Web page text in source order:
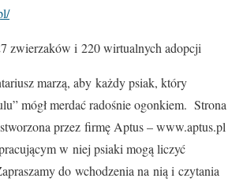
zwierzaków i 220 wirtualnych adopcji
marzą, aby każdy psiak, który
mógł merdać radośnie ogonkiem. Strona
stworzona przez firmę Aptus – www.aptus.pl
w niej psiaki mogą liczyć
do wchodzenia na nią i czytania